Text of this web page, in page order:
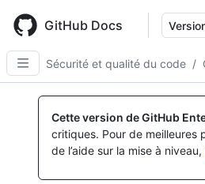
main
content
GitHub Docs
Sécurité et qualité du code /
Cette version de GitHub
critiques. Pour de meilleures
de l’aide sur la mise à niveau,